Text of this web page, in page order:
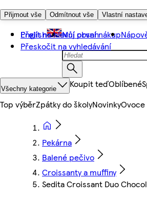
Přijmout vše Odmítnout vše Vlastní
Přejít na hlavní obsah
Přeskočit na vyhledávání
English Můj první nákup
Všechny kategorie Koupit teďOblíbené
Top výběrZpátky do školyNovinkyOvoce
Pekárna
Balené pečivo
Croissanty a muffiny
Sedita Croissant Duo